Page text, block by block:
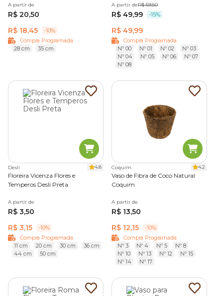
A partir de
R$ 20,50
R$ 18,45
-10%
Compra Programada
28 cm
35 cm
A partir deR$ 59,50
R$ 49,99 -15%
R$ 49,99
Compra Programada
Nº 00
Nº 01 Nº 02
Nº 03
Nº 04
Nº 05 Nº 06
Nº 07
Nº 08
Desli 4.8
Floreira Vicenza Flores e
Temperos Desli Preta
A partir de
R$ 3,50
R$ 3,15
-10%
Compra Programada
11 cm
20 cm 30 cm
36 cm
44 cm
50 cm
Coquim 4.2
Vaso de Fibra de Coco Natural
Coquim
A partir de
R$ 13,50
R$ 12,15
-10%
Compra Programada
Nº 3
Nº 4 Nº 5
Nº 8
Nº 10
Nº 13 Nº 12
Nº 15
Nº 14
Nº 17